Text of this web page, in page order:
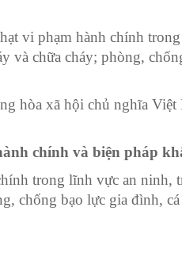
vi phạm hành chính
và chữa cháy; phòng,
hòa xã hội chủ nghĩa
chính và biện pháp
trong lĩnh vực an ninh,
chống bạo lực gia đình,